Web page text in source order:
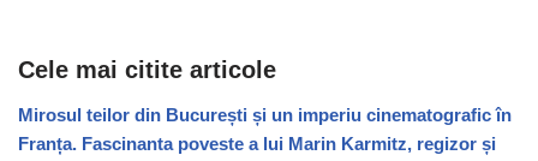
Cele mai citite articole
Mirosul teilor din București și un imperiu cinematografic în
Franța. Fascinanta poveste a lui Marin Karmitz, regizor și